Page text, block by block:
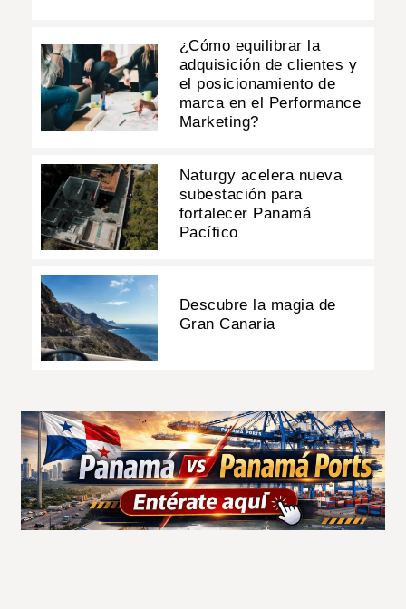
¿Cómo equilibrar la
adquisición de clientes y
el posicionamiento de
marca en el Performance
Marketing?
Naturgy acelera nueva
subestación para
fortalecer Panamá
Pacífico
Descubre la magia de
Gran Canaria